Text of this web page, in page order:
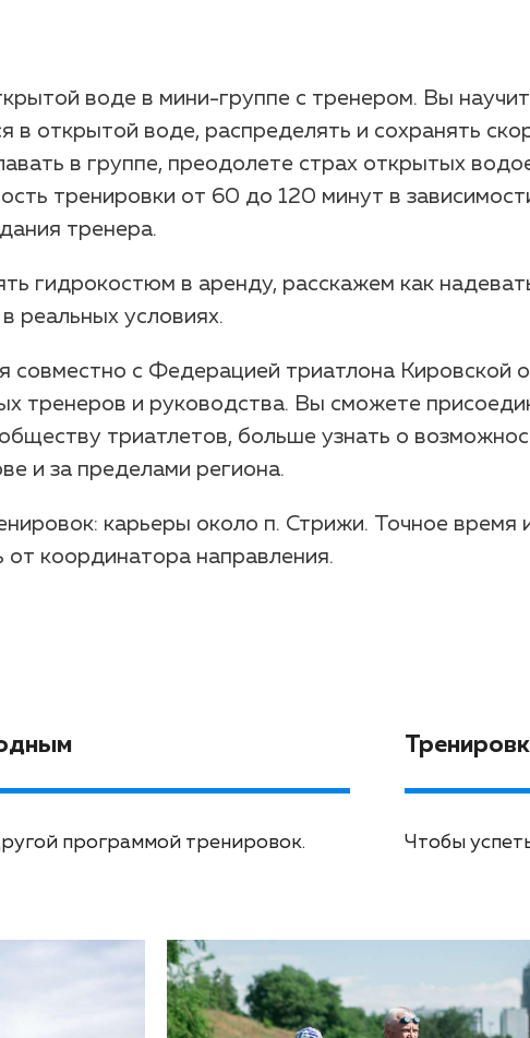
воде в мини-группе с тренером. Вы
в открытой воде, распределять и сохранять
в группе, преодолете страх открытых
тренировки от 60 до 120 минут в
тренера.
гидрокостюм в аренду, расскажем как
реальных условиях.
совместно с Федерацией триатлона Кировской
тренеров и руководства. Вы сможете
триатлетов, больше узнать о
и за пределами региона.
карьеры около п. Стрижи. Точное время
от координатора направления.
программой тренировок. Чтобы